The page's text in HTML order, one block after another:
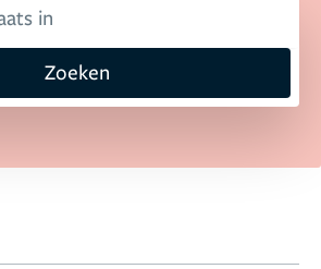
Zoeken